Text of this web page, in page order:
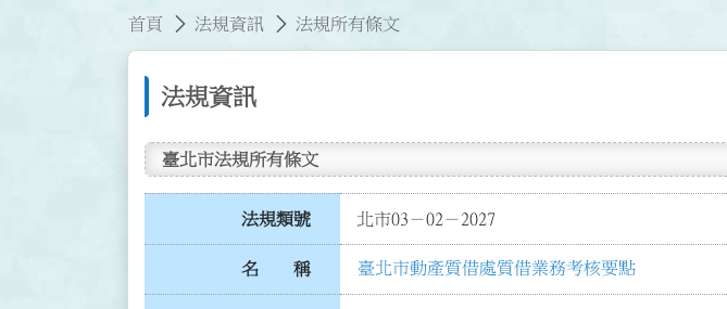
首頁 法規資訊 法規所有條文
法規資訊
臺北市法規所有條文
法規類號 北市03－02－2027
名 稱 臺北市動產質借處質借業務考核要點